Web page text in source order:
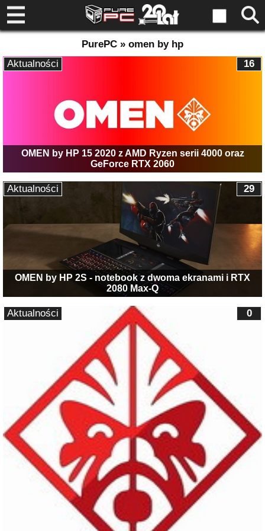
PurePC » omen by hp
OMEN by HP 15 2020 z AMD Ryzen serii 4000 oraz
GeForce RTX 2060
16
Aktualności
OMEN by HP 2S - notebook z dwoma ekranami i RTX
2080 Max-Q
29
Aktualności
0
Aktualności